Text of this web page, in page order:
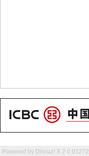
Powered by Discuz! X 2